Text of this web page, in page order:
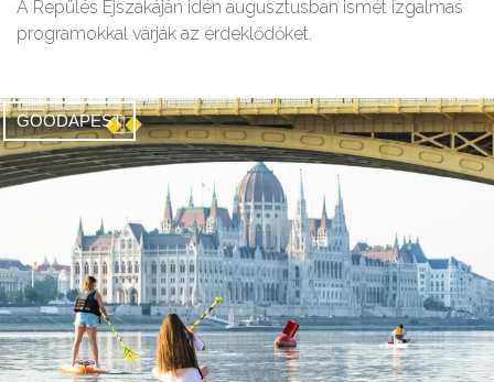
A Repülés Éjszakáján idén augusztusban ismét izgalmas
programokkal várják az érdeklődőket.
GOODAPEST